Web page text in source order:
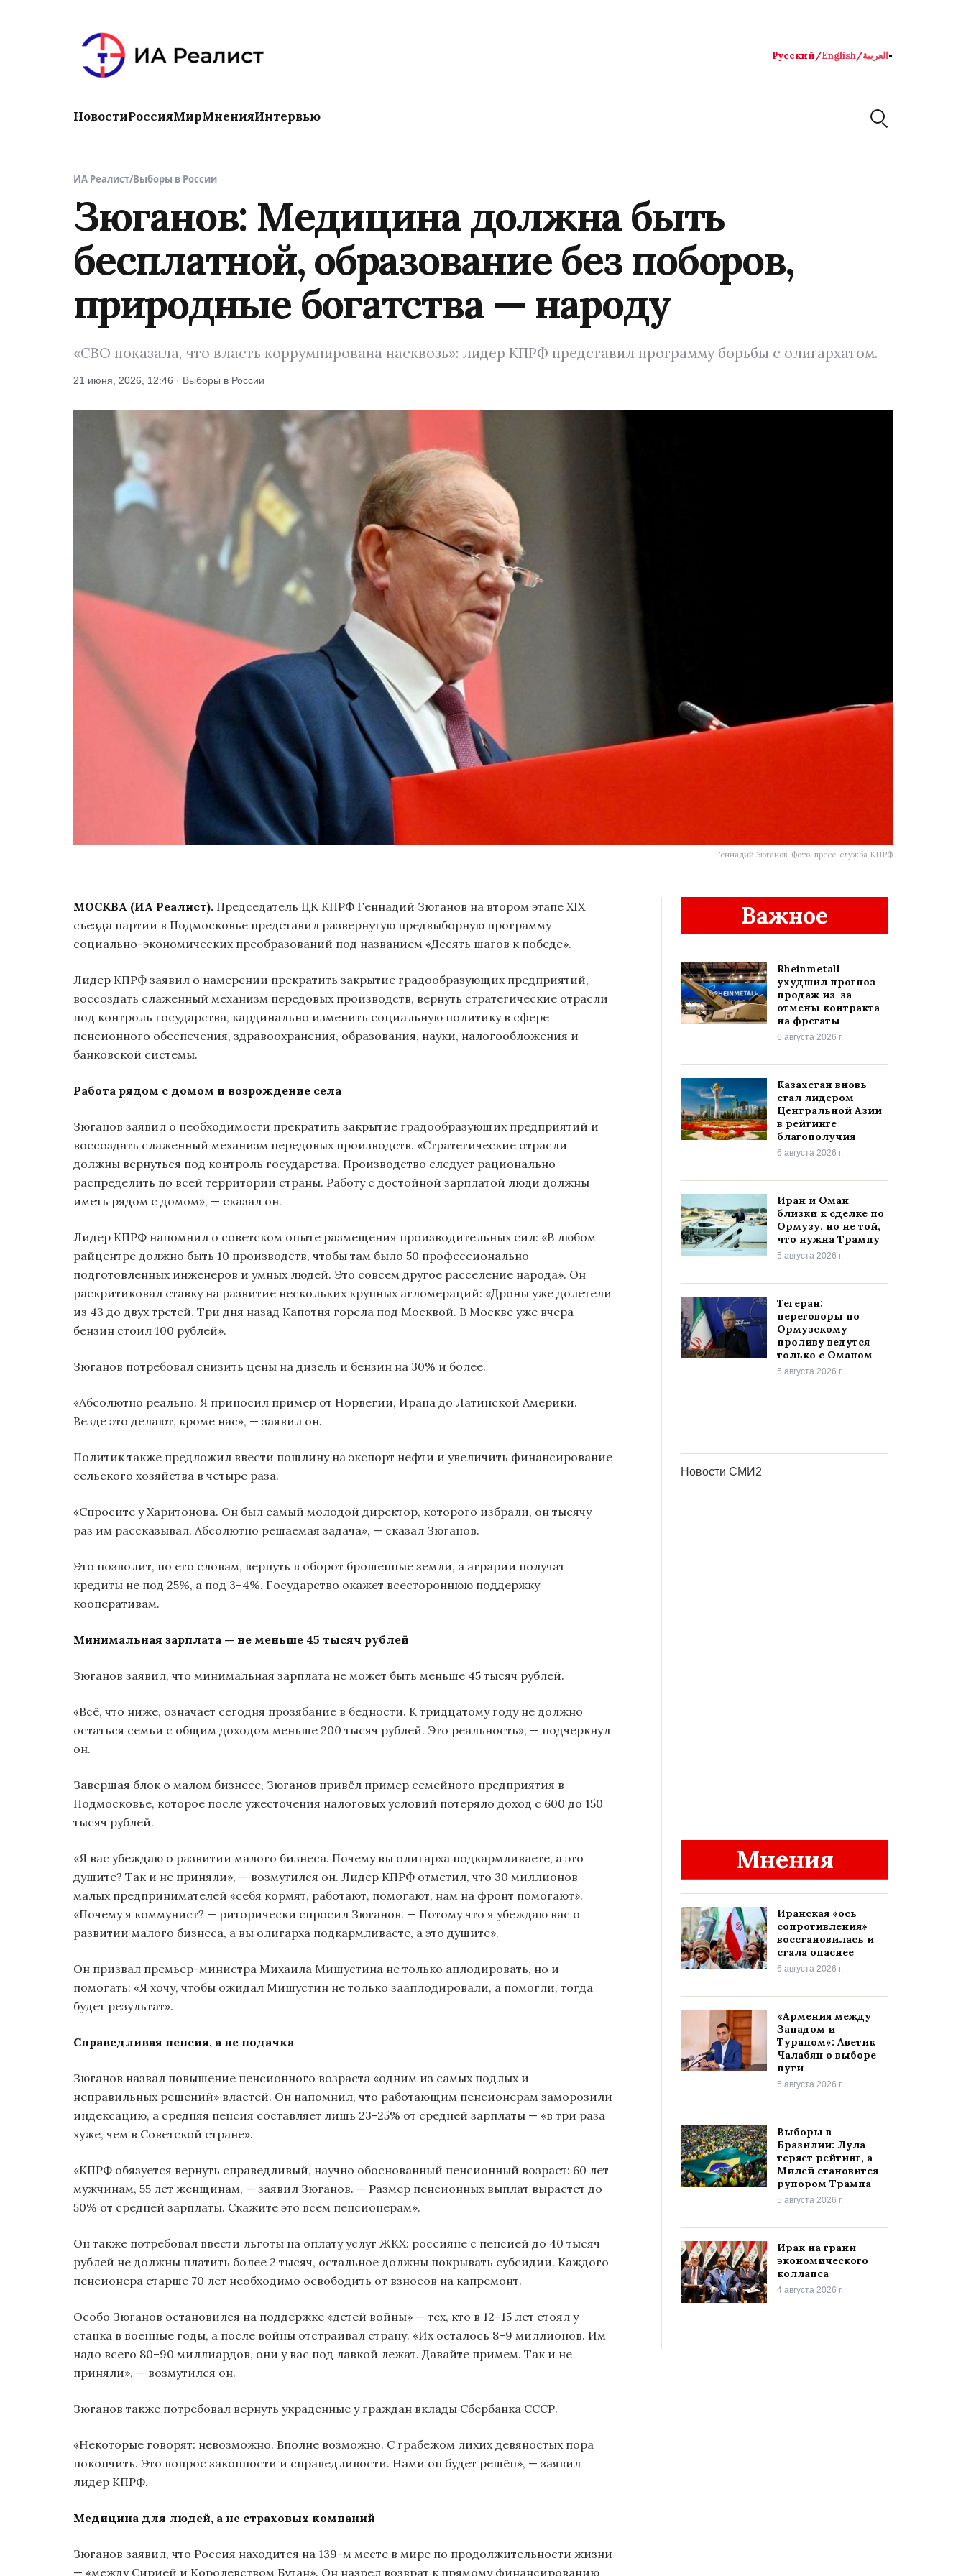
Русский/English/العربية●
НовостиРоссияМирМненияИнтервью
ИА Реалист/Выборы в России
Зюганов: Медицина должна быть
бесплатной, образование без поборов,
природные богатства — народу
«СВО показала, что власть коррумпирована насквозь»: лидер КПРФ представил программу борьбы с олигархатом.
21 июня, 2026, 12:46 · Выборы в России
Геннадий Зюганов. Фото: пресс-служба КПРФ
МОСКВА (ИА Реалист). Председатель ЦК КПРФ Геннадий Зюганов на втором этапе XIX
съезда партии в Подмосковье представил развернутую предвыборную программу
социально-экономических преобразований под названием «Десять шагов к победе».
Лидер КПРФ заявил о намерении прекратить закрытие градообразующих предприятий,
воссоздать слаженный механизм передовых производств, вернуть стратегические отрасли
под контроль государства, кардинально изменить социальную политику в сфере
пенсионного обеспечения, здравоохранения, образования, науки, налогообложения и
банковской системы.
Работа рядом с домом и возрождение села
Зюганов заявил о необходимости прекратить закрытие градообразующих предприятий и
воссоздать слаженный механизм передовых производств. «Стратегические отрасли
должны вернуться под контроль государства. Производство следует рационально
распределить по всей территории страны. Работу с достойной зарплатой люди должны
иметь рядом с домом», — сказал он.
Лидер КПРФ напомнил о советском опыте размещения производительных сил: «В любом
райцентре должно быть 10 производств, чтобы там было 50 профессионально
подготовленных инженеров и умных людей. Это совсем другое расселение народа». Он
раскритиковал ставку на развитие нескольких крупных агломераций: «Дроны уже долетели
из 43 до двух третей. Три дня назад Капотня горела под Москвой. В Москве уже вчера
бензин стоил 100 рублей».
Зюганов потребовал снизить цены на дизель и бензин на 30% и более.
«Абсолютно реально. Я приносил пример от Норвегии, Ирана до Латинской Америки.
Везде это делают, кроме нас», — заявил он.
Политик также предложил ввести пошлину на экспорт нефти и увеличить финансирование
сельского хозяйства в четыре раза.
«Спросите у Харитонова. Он был самый молодой директор, которого избрали, он тысячу
раз им рассказывал. Абсолютно решаемая задача», — сказал Зюганов.
Это позволит, по его словам, вернуть в оборот брошенные земли, а аграрии получат
кредиты не под 25%, а под 3–4%. Государство окажет всестороннюю поддержку
кооперативам.
Минимальная зарплата — не меньше 45 тысяч рублей
Зюганов заявил, что минимальная зарплата не может быть меньше 45 тысяч рублей.
«Всё, что ниже, означает сегодня прозябание в бедности. К тридцатому году не должно
остаться семьи с общим доходом меньше 200 тысяч рублей. Это реальность», — подчеркнул
он.
Завершая блок о малом бизнесе, Зюганов привёл пример семейного предприятия в
Подмосковье, которое после ужесточения налоговых условий потеряло доход с 600 до 150
тысяч рублей.
«Я вас убеждаю о развитии малого бизнеса. Почему вы олигарха подкармливаете, а это
душите? Так и не приняли», — возмутился он. Лидер КПРФ отметил, что 30 миллионов
малых предпринимателей «себя кормят, работают, помогают, нам на фронт помогают».
«Почему я коммунист? — риторически спросил Зюганов. — Потому что я убеждаю вас о
развитии малого бизнеса, а вы олигарха подкармливаете, а это душите».
Он призвал премьер-министра Михаила Мишустина не только аплодировать, но и
помогать: «Я хочу, чтобы ожидал Мишустин не только зааплодировали, а помогли, тогда
будет результат».
Справедливая пенсия, а не подачка
Зюганов назвал повышение пенсионного возраста «одним из самых подлых и
неправильных решений» властей. Он напомнил, что работающим пенсионерам заморозили
индексацию, а средняя пенсия составляет лишь 23–25% от средней зарплаты — «в три раза
хуже, чем в Советской стране».
«КПРФ обязуется вернуть справедливый, научно обоснованный пенсионный возраст: 60 лет
мужчинам, 55 лет женщинам, — заявил Зюганов. — Размер пенсионных выплат вырастет до
50% от средней зарплаты. Скажите это всем пенсионерам».
Он также потребовал ввести льготы на оплату услуг ЖКХ: россияне с пенсией до 40 тысяч
рублей не должны платить более 2 тысяч, остальное должны покрывать субсидии. Каждого
пенсионера старше 70 лет необходимо освободить от взносов на капремонт.
Особо Зюганов остановился на поддержке «детей войны» — тех, кто в 12–15 лет стоял у
станка в военные годы, а после войны отстраивал страну. «Их осталось 8–9 миллионов. Им
надо всего 80–90 миллиардов, они у вас под лавкой лежат. Давайте примем. Так и не
приняли», — возмутился он.
Зюганов также потребовал вернуть украденные у граждан вклады Сбербанка СССР.
«Некоторые говорят: невозможно. Вполне возможно. С грабежом лихих девяностых пора
покончить. Это вопрос законности и справедливости. Нами он будет решён», — заявил
лидер КПРФ.
Медицина для людей, а не страховых компаний
Зюганов заявил, что Россия находится на 139-м месте в мире по продолжительности жизни
— «между Сирией и Королевством Бутан». Он назрел возврат к прямому финансированию
Важное
Rheinmetall
ухудшил прогноз
продаж из-за
отмены контракта
на фрегаты
6 августа 2026 г.
Казахстан вновь
стал лидером
Центральной Азии
в рейтинге
благополучия
6 августа 2026 г.
Иран и Оман
близки к сделке по
Ормузу, но не той,
что нужна Трампу
5 августа 2026 г.
Тегеран:
переговоры по
Ормузскому
проливу ведутся
только с Оманом
5 августа 2026 г.
Мнения
Иранская «ось
сопротивления»
восстановилась и
стала опаснее
6 августа 2026 г.
«Армения между
Западом и
Тураном»: Аветик
Чалабян о выборе
пути
5 августа 2026 г.
Выборы в
Бразилии: Лула
теряет рейтинг, а
Милей становится
рупором Трампа
5 августа 2026 г.
Ирак на грани
экономического
коллапса
4 августа 2026 г.